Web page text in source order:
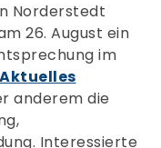
Norderstedt
26. August ein
im
Aktuelles
anderem die
Interessierte